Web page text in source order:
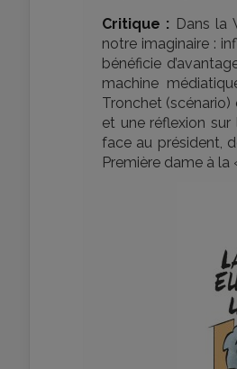
Critique : Dans la
notre imaginaire :
bénéficie
machine
Tronchet
et une réflexion sur
face au président,
Première dame à la